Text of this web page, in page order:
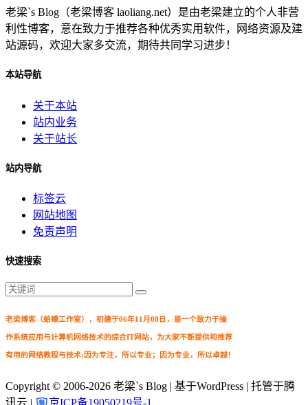
老梁`s Blog（老梁博客 laoliang.net）是由老梁建立的个人非营
利性博客，意在致力于推荐各种优秀实用软件，网络资源及建
站源码，欢迎大家多交流，期待共同学习进步！
本站导航
关于本站
站内业务
关于站长
站内导航
标签云
网站地图
免责声明
快速搜索
老梁博客（蛤蟆工作室），初建于06年11月08日，是一个致力于操
作系统应用与计算机网络技术的综合IT网站，为大家不断提供和推荐
有用的网络教程与技术;因为专注，所以专业；因为专业，所以卓越！
Copyright © 2006-2026 老梁`s Blog | 基于WordPress | 托管于腾
讯云 |
京ICP备19050219号-1